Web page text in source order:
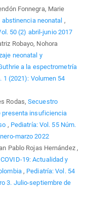
Fonnegra, Marie
abstinencia neonatal ,
50 (2) abril-junio 2017
Robayo, Nohora
neonatal y
a la espectrometría
1 (2021): Volumen 54
Rodas,Secuestro
presenta insuficiencia
, Pediatría: Vol. 55 Núm.
marzo 2022
Pablo Rojas Hernández ,
19: Actualidad y
, Pediatría: Vol. 54
3. Julio-septiembre de